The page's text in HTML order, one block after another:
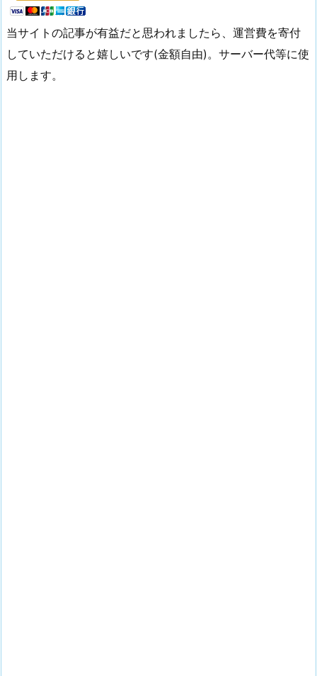
当サイトの記事が有益だと思われましたら、運営費を寄付
していただけると嬉しいです(金額自由)。サーバー代等に使
用します。